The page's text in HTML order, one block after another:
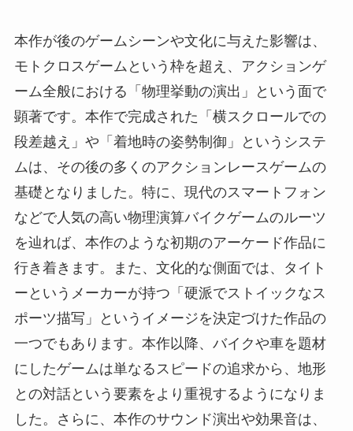
本作が後のゲームシーンや文化に与えた影響は、
モトクロスゲームという枠を超え、アクションゲ
ーム全般における「物理挙動の演出」という面で
顕著です。本作で完成された「横スクロールでの
段差越え」や「着地時の姿勢制御」というシステ
ムは、その後の多くのアクションレースゲームの
基礎となりました。特に、現代のスマートフォン
などで人気の高い物理演算バイクゲームのルーツ
を辿れば、本作のような初期のアーケード作品に
行き着きます。また、文化的な側面では、タイト
ーというメーカーが持つ「硬派でストイックなス
ポーツ描写」というイメージを決定づけた作品の
一つでもあります。本作以降、バイクや車を題材
にしたゲームは単なるスピードの追求から、地形
との対話という要素をより重視するようになりま
した。さらに、本作のサウンド演出や効果音は、